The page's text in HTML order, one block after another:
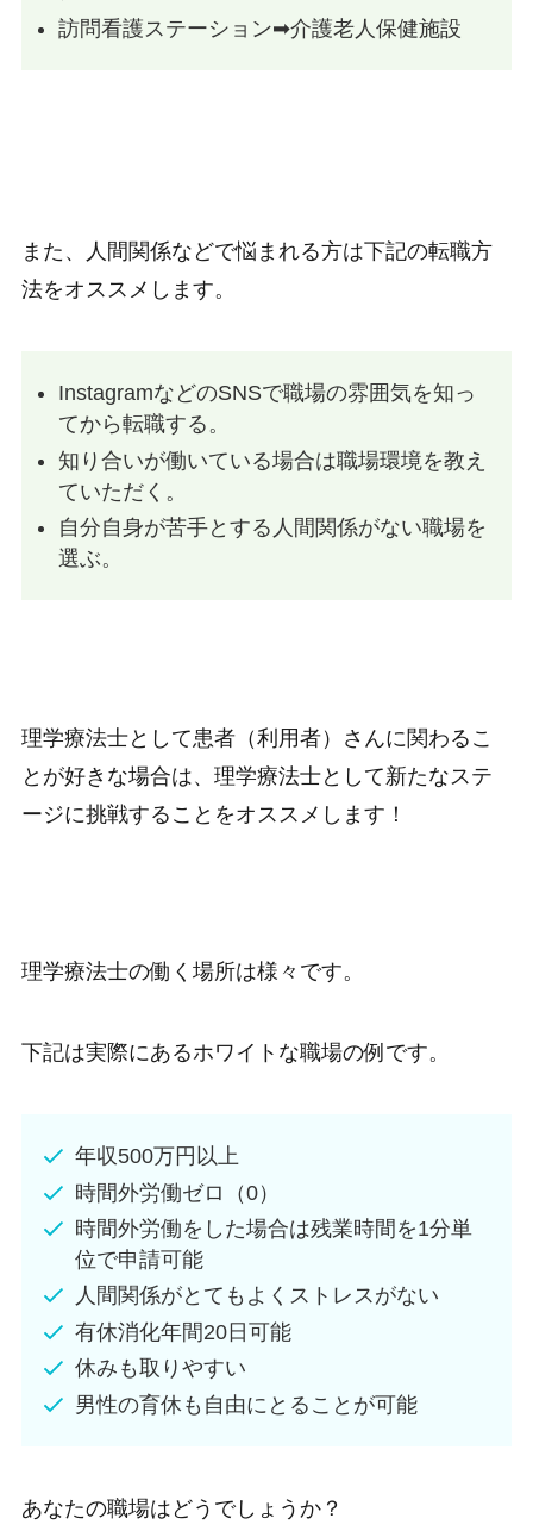
訪問看護ステーション➡︎介護老人保健施設
また、人間関係などで悩まれる方は下記の転職方
法をオススメします。
InstagramなどのSNSで職場の雰囲気を知っ
てから転職する。
知り合いが働いている場合は職場環境を教え
ていただく。
自分自身が苦手とする人間関係がない職場を
選ぶ。
理学療法士として患者（利用者）さんに関わるこ
とが好きな場合は、理学療法士として新たなステ
ージに挑戦することをオススメします！
理学療法士の働く場所は様々です。
下記は実際にあるホワイトな職場の例です。
年収500万円以上
時間外労働ゼロ（0）
時間外労働をした場合は残業時間を1分単
位で申請可能
人間関係がとてもよくストレスがない
有休消化年間20日可能
休みも取りやすい
男性の育休も自由にとることが可能
あなたの職場はどうでしょうか？